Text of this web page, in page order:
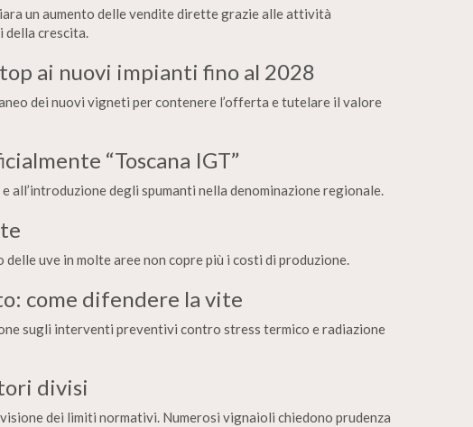
un aumento delle vendite dirette grazie alle attività
crescita.
ai nuovi impianti fino al 2028
dei nuovi vigneti per contenere l’offerta e tutelare il valore
“Toscana IGT”
all’introduzione degli spumanti nella denominazione regionale.
delle uve in molte aree non copre più i costi di produzione.
come difendere la vite
sugli interventi preventivi contro stress termico e radiazione
divisi
dei limiti normativi. Numerosi vignaioli chiedono prudenza